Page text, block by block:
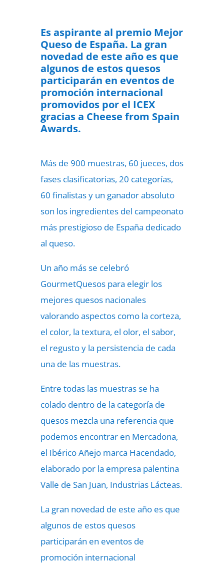
Es aspirante al premio Mejor
Queso de España. La gran
novedad de este año es que
algunos de estos quesos
participarán en eventos de
promoción internacional
promovidos por el ICEX
gracias a Cheese from Spain
Awards.
Más de 900 muestras, 60 jueces, dos
fases clasificatorias, 20 categorías,
60 finalistas y un ganador absoluto
son los ingredientes del campeonato
más prestigioso de España dedicado
al queso.
Un año más se celebró
GourmetQuesos para elegir los
mejores quesos nacionales
valorando aspectos como la corteza,
el color, la textura, el olor, el sabor,
el regusto y la persistencia de cada
una de las muestras.
Entre todas las muestras se ha
colado dentro de la categoría de
quesos mezcla una referencia que
podemos encontrar en Mercadona,
el Ibérico Añejo marca Hacendado,
elaborado por la empresa palentina
Valle de San Juan, Industrias Lácteas.
La gran novedad de este año es que
algunos de estos quesos
participarán en eventos de
promoción internacional